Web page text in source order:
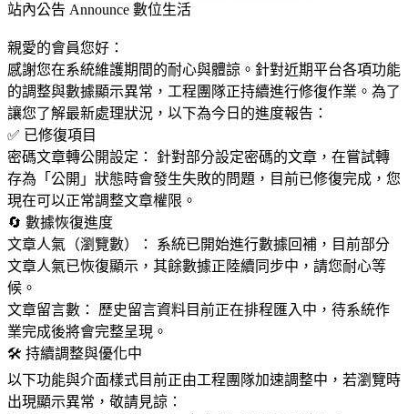
站內公告 Announce 數位生活
親愛的會員您好：
感謝您在系統維護期間的耐心與體諒。針對近期平台各項功能
的調整與數據顯示異常，工程團隊正持續進行修復作業。為了
讓您了解最新處理狀況，以下為今日的進度報告：
✅ 已修復項目
密碼文章轉公開設定： 針對部分設定密碼的文章，在嘗試轉
存為「公開」狀態時會發生失敗的問題，目前已修復完成，您
現在可以正常調整文章權限。
🔄 數據恢復進度
文章人氣（瀏覽數）： 系統已開始進行數據回補，目前部分
文章人氣已恢復顯示，其餘數據正陸續同步中，請您耐心等
候。
文章留言數： 歷史留言資料目前正在排程匯入中，待系統作
業完成後將會完整呈現。
🛠 持續調整與優化中
以下功能與介面樣式目前正由工程團隊加速調整中，若瀏覽時
出現顯示異常，敬請見諒：